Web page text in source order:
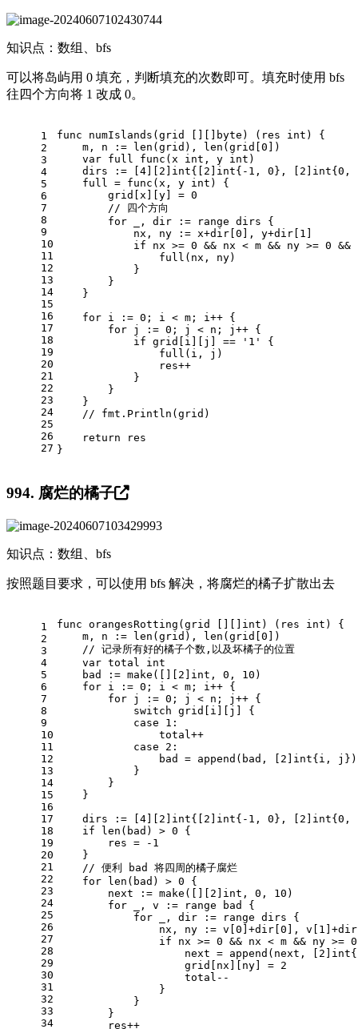
知识点：数组、bfs
可以将岛屿用 0 填充，判断填充的次数即可。填充时使用 bfs
往四个方向将 1 改成 0。
1
2
3
4
5
6
7
8
9
10
11
12
13
14
15
16
17
18
19
20
21
22
23
24
25
26
27
func numIslands (grid [][] byte ) (res int ) {
    m, n :=
len (grid), len (grid[0 ])
var full func (x int , y int )
    dirs := [
4][ 2 ] int{[ 2 ] int{ -1 , 0}, [ 2 ] int{0 ,
    full =
func (x, y int )
{
        grid[x][y] =
0
// 四个方向
for _, dir := range dirs {
            nx, ny := x+dir[
0 ], y+dir[ 1 ]
if nx >= 0 && nx < m && ny >= 0
                full(nx, ny)
            }
        }
    }
for i := 0 ; i < m; i++ {
for j := 0 ; j < n; j++ {
if grid[i][j] == '1'
{
                full(i, j)
                res++
            }
        }
    }
// fmt.Println(grid)
return res
}
994. 腐烂的橘子
知识点：数组、bfs
按照题目要求，可以使用 bfs 解决，将腐烂的橘子扩散出去
1
2
3
4
5
6
7
8
9
10
11
12
13
14
15
16
17
18
19
20
21
22
23
24
25
26
27
28
29
30
31
32
33
34
func orangesRotting (grid [][] int ) (res int ) {
    m, n :=
len (grid), len (grid[ 0 ])
// 记录所有好的橘子个数,以及坏橘子的位置
var total int
    bad :=
make ([][ 2 int , 0 , 10 )
for i := 0 ; i < m; i++ {
for j := 0 ; j < n; j++ {
switch grid[i][j] {
case
1 :
                total++
case
2 :
                bad =
append (bad, [ 2 int{i, j})
            }
        }
    }
    dirs := [
4 2 int{[ 2 int{ -1 , 0 }, [ 2 int{ 0 ,
if
len (bad) > 0 {
        res =
-1
    }
// 便利 bad 将四周的橘子腐烂
for
len (bad) > 0 {
        next :=
make ([][ 2 int , 0 , 10 )
for _, v := range bad {
for _, dir := range dirs {
                nx, ny := v[
0 ]+dir[ 0 ], v[ 1
if nx >= 0 && nx < m && ny >= 0
                    next =
append (next, [ 2 int
                    grid[nx][ny] =
2
                    total--
                }
            }
        }
        res++